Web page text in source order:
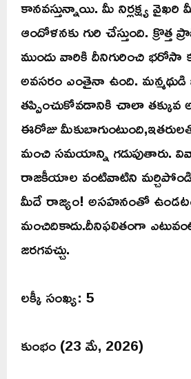
కానవస్తున్నాయి. మీ నిర్లక్ష్య వైఖరి మీ
ఆందోళనకు గురి చేస్తుంది. క్రొత్త
ముందు వారికి దీనిగురించి భరోసా
అవసరం ఎంతైనా ఉంది.
తప్పించుకోవడానికి చాలా తక్కువ
ఈరోజు
మంచి సమయాన్ని గడుపుతారు.
రాజకీయాల వంటివాటిని
మీదే రాజ్యం! అసహనంతో
మంచిదికాదు.దీనిఫలితంగా
జరగవచ్చు.
లక్కీ సంఖ్య: 5
కుంభం (23 మే, 2026)